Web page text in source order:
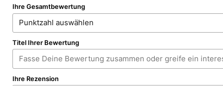
Ihre Gesamtbewertung
Titel Ihrer Bewertung
Ihre Rezension